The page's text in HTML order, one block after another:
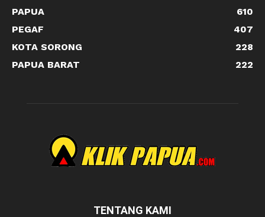
PAPUA
610
PEGAF
407
KOTA SORONG
228
PAPUA BARAT
222
TENTANG KAMI